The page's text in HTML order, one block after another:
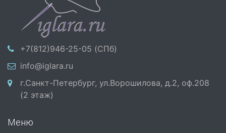
+7(812)946-25-05 (СПб)
info@iglara.ru
г.Санкт-Петербург, ул.Ворошилова, д.2, оф.208
(2 этаж)
Меню